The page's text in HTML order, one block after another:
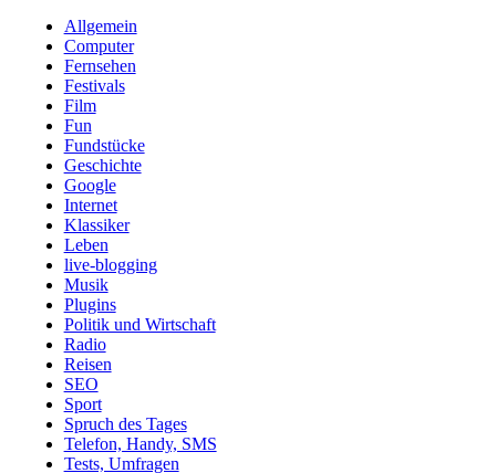
Allgemein
Computer
Fernsehen
Festivals
Film
Fun
Fundstücke
Geschichte
Google
Internet
Klassiker
Leben
live-blogging
Musik
Plugins
Politik und Wirtschaft
Radio
Reisen
SEO
Sport
Spruch des Tages
Telefon, Handy, SMS
Tests, Umfragen